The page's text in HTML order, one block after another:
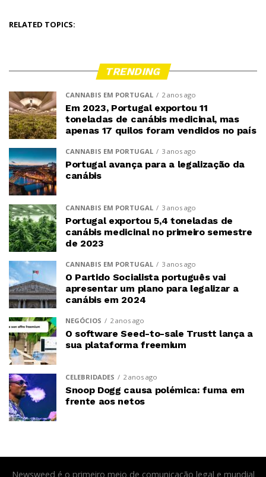
RELATED TOPICS:
TRENDING
CANNABIS EM PORTUGAL 2 anos ago
Em 2023, Portugal exportou 11
toneladas de canábis medicinal, mas
apenas 17 quilos foram vendidos no país
CANNABIS EM PORTUGAL 3 anos ago
Portugal avança para a legalização da
canábis
CANNABIS EM PORTUGAL 3 anos ago
Portugal exportou 5,4 toneladas de
canábis medicinal no primeiro semestre
de 2023
CANNABIS EM PORTUGAL 3 anos ago
O Partido Socialista português vai
apresentar um plano para legalizar a
canábis em 2024
NEGÓCIOS 2 anos ago
O software Seed-to-sale Trustt lança a
sua plataforma freemium
CELEBRIDADES 2 anos ago
Snoop Dogg causa polémica: fuma em
frente aos netos
Newsweed é o primeiro meio de comunicação legal e mundial